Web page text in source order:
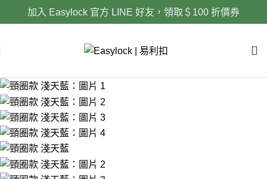
加入 Easylock 官方 LINE 好友，領取＄100 折價券